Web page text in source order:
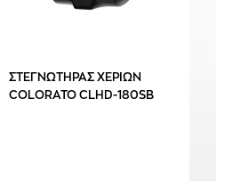
ΣΤΕΓΝΩΤΗΡΑΣ ΧΕΡΙΩΝ
COLORATO CLHD-180SB